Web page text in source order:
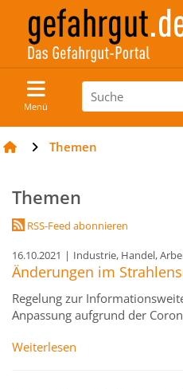
Menü
Themen
Themen
RSS-Feed abonnieren
16.10.2021 | Industrie, Handel,
Änderungen im
Regelung zur
Anpassung aufgrund der
Weiterlesen